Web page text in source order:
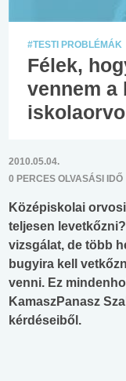
#TESTI PROBLÉMÁK
Félek,
vennem a
2010.05.04.
0 PERCES OLVASÁSI IDŐ
Középiskolai
teljesen
vizsgálat, de több
bugyira kell
venni. Ez
KamaszPanasz
kérdéseiből.